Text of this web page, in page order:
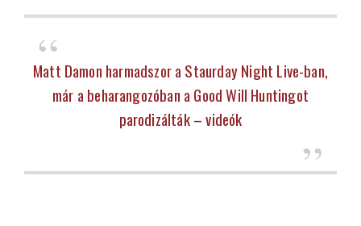
Matt Damon harmadszor a Staurday Night Live-ban,
már a beharangozóban a Good Will Huntingot
parodizálták – videók